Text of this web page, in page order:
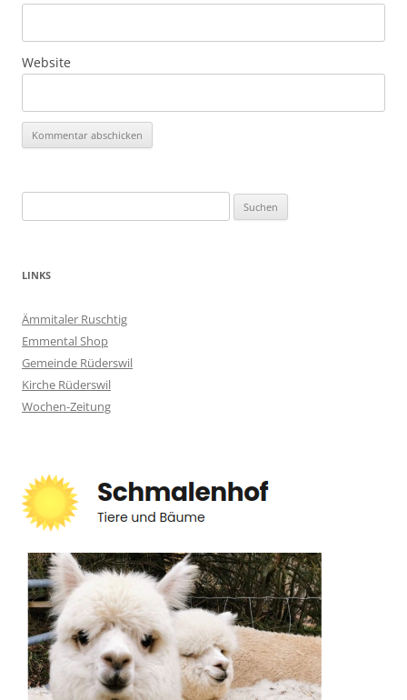
Website
nach:
LINKS
Ämmitaler Ruschtig
Emmental Shop
Gemeinde Rüderswil
Kirche Rüderswil
Wochen-Zeitung